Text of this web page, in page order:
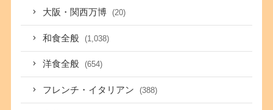
大阪・関西万博 (20)
和食全般 (1,038)
洋食全般 (654)
フレンチ・イタリアン (388)